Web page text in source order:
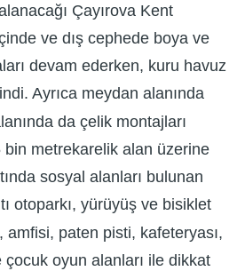
Çayırova Kent
ve dış cephede boya ve
devam ederken, kuru havuz
Ayrıca meydan alanında
da çelik montajları
metrekarelik alan üzerine
sosyal alanları bulunan
otoparkı, yürüyüş ve bisiklet
amfisi, paten pisti, kafeteryası,
oyun alanları ile dikkat